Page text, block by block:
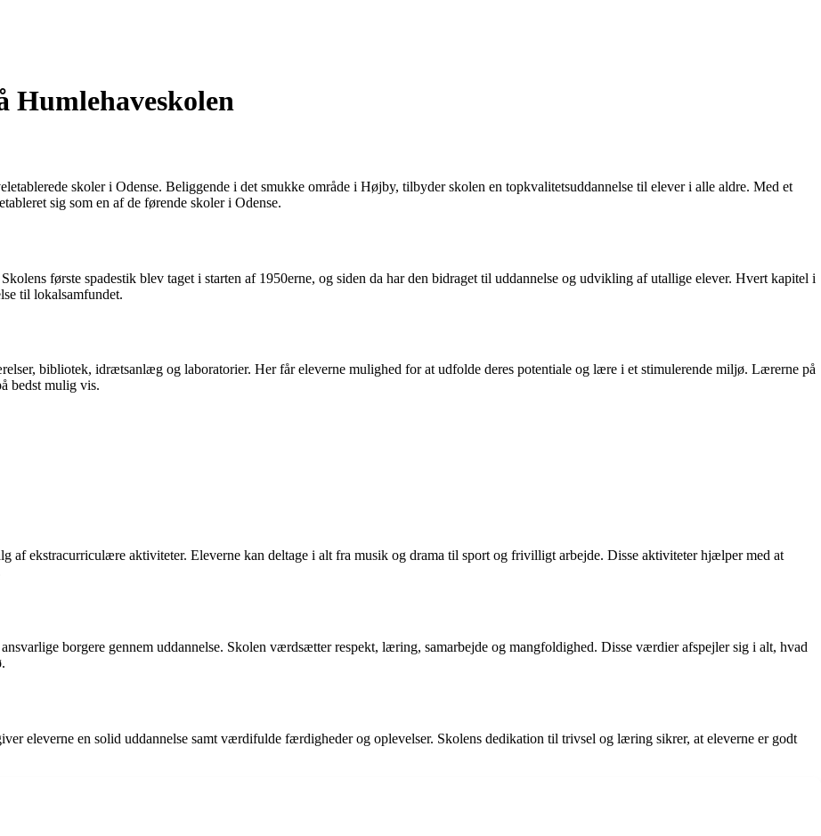
Humlehaveskolen
skoler i Odense. Beliggende i det smukke område i Højby, tilbyder skolen en topkvalitetsuddannelse til elever i alle aldre. Med et
sig som en af de førende skoler i Odense.
første spadestik blev taget i starten af 1950erne, og siden da har den bidraget til uddannelse og udvikling af utallige elever. Hvert kapitel i
til lokalsamfundet.
bibliotek, idrætsanlæg og laboratorier. Her får eleverne mulighed for at udfolde deres potentiale og lære i et stimulerende miljø. Lærerne på
bedst mulig vis.
af ekstracurriculære aktiviteter. Eleverne kan deltage i alt fra musik og drama til sport og frivilligt arbejde. Disse aktiviteter hjælper med at
borgere gennem uddannelse. Skolen værdsætter respekt, læring, samarbejde og mangfoldighed. Disse værdier afspejler sig i alt, hvad
eleverne en solid uddannelse samt værdifulde færdigheder og oplevelser. Skolens dedikation til trivsel og læring sikrer, at eleverne er godt